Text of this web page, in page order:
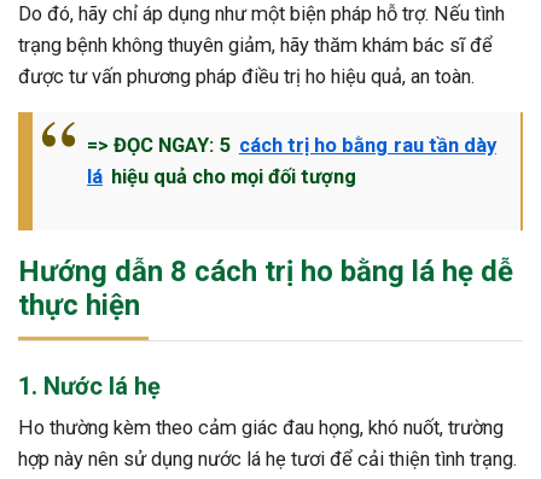
Sau Sinh Có Tự Khỏi
Do đó, hãy chỉ áp dụng như một biện pháp hỗ trợ. Nếu tình
trạng bệnh không thuyên giảm, hãy thăm khám bác sĩ để
được tư vấn phương pháp điều trị ho hiệu quả, an toàn.
=> ĐỌC NGAY: 5 cách trị ho bằng rau tần dày
lá hiệu quả cho mọi đối tượng
Hướng dẫn 8 cách trị ho bằng lá hẹ dễ
thực hiện
1. Nước lá hẹ
Ho thường kèm theo cảm giác đau họng, khó nuốt, trường
hợp này nên sử dụng nước lá hẹ tươi để cải thiện tình trạng.